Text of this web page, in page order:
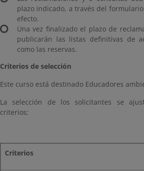
plazo indicado, a través del
efecto.
Una vez finalizado el plazo de
publicarán las listas definitivas de
como las reservas.
Criterios de selección
Este curso está destinado Educadores
La selección de los solicitantes se
criterios:
Criterios